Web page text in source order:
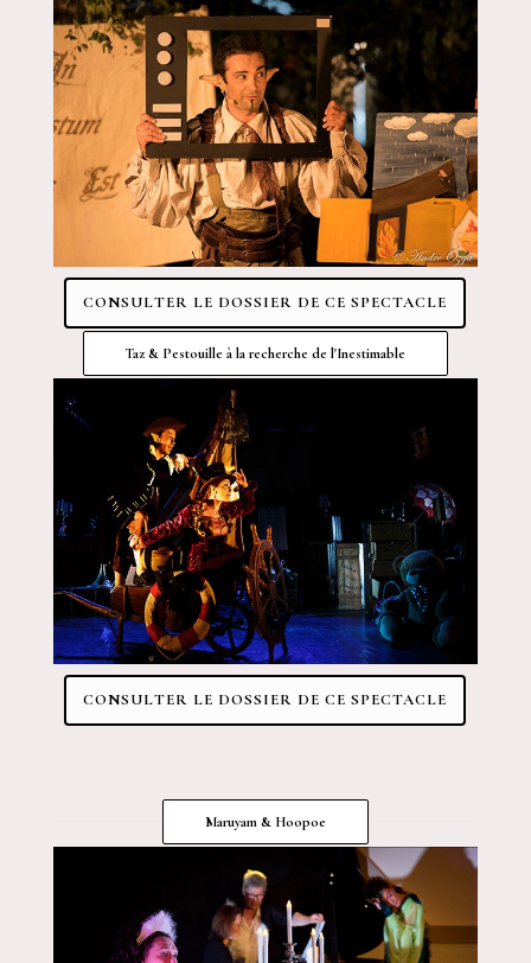
CONSULTER LE DOSSIER DE CE SPECTACLE
Taz & Pestouille à la recherche de l'Inestimable
CONSULTER LE DOSSIER DE CE SPECTACLE
Maruyam & Hoopoe